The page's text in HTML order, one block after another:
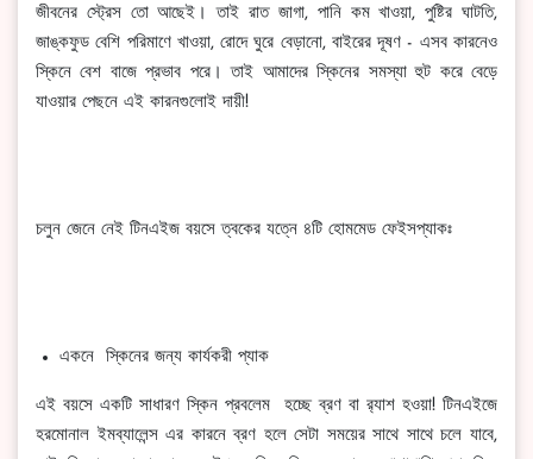
জীবনের স্ট্রেস তো আছেই। তাই রাত জাগা, পানি কম খাওয়া, পুষ্টির ঘাটতি,
জাঙ্কফুড বেশি পরিমাণে খাওয়া, রোদে ঘুরে বেড়ানো, বাইরের দূষণ - এসব কারনেও
স্কিনে বেশ বাজে প্রভাব পরে। তাই আমাদের স্কিনের সমস্যা হুট করে বেড়ে
যাওয়ার পেছনে এই কারনগুলোই দায়ী!
চলুন জেনে নেই টিনএইজ বয়সে ত্বকের যত্নে ৪টি হোমমেড ফেইসপ্যাকঃ
একনে স্কিনের জন্য কার্যকরী প্যাক
এই বয়সে একটি সাধারণ স্কিন প্রবলেম হচ্ছে ব্রণ বা র‍্যাশ হওয়া! টিনএইজে
হরমোনাল ইমব্যালেন্স এর কারনে ব্রণ হলে সেটা সময়ের সাথে সাথে চলে যাবে,